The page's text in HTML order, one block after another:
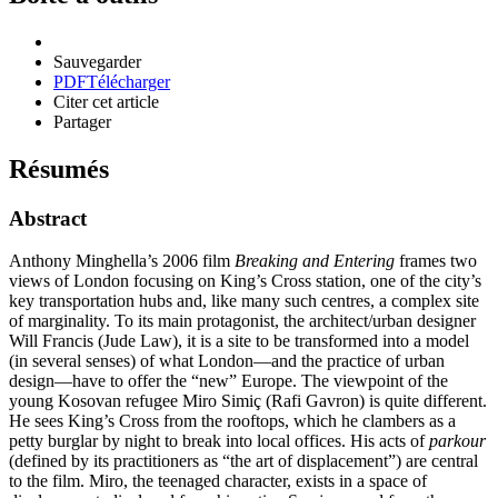
Sauvegarder
PDFTélécharger
Citer cet article
Partager
Résumés
Abstract
Anthony Minghella’s 2006 film Breaking and Entering frames two
views of London focusing on King’s Cross station, one of the city’s
key transportation hubs and, like many such centres, a complex site
of marginality. To its main protagonist, the architect/urban designer
Will Francis (Jude Law), it is a site to be transformed into a model
(in several senses) of what London—and the practice of urban
design—have to offer the “new” Europe. The viewpoint of the
young Kosovan refugee Miro Simiç (Rafi Gavron) is quite different.
He sees King’s Cross from the rooftops, which he clambers as a
petty burglar by night to break into local offices. His acts ofparkour
(defined by its practitioners as “the art of displacement”) are central
to the film. Miro, the teenaged character, exists in a space of